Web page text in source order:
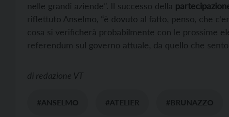
nelle grandi aziende”. Il successo della
riflettuto Anselmo, “è dovuto al fatto, penso, che
cosa si verificherà probabilmente con le prossime
referendum sul governo attuale, da quello che
di redazione VT
#ANSELMO #ATELIER #BRUNAZZO